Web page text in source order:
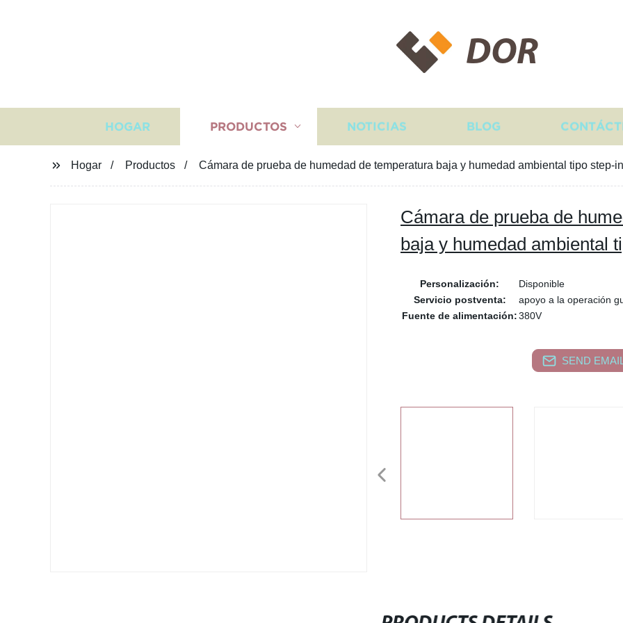
DOR
HOGAR PRODUCTOS NOTICIAS BLOG
Hogar Productos Cámara de prueba de humedad de temperatura baja y humedad ambiental tipo step-in
Cámara de prueba de
baja y humedad ambiental
Personalización:
Disponible
Servicio postventa:
apoyo a la operación
Fuente de alimentación:380V
SEND